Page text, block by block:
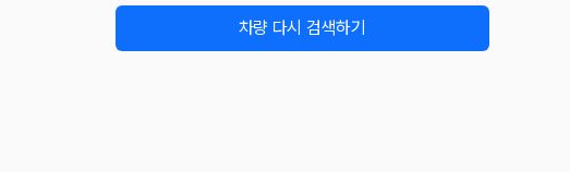
차량 다시 검색하기